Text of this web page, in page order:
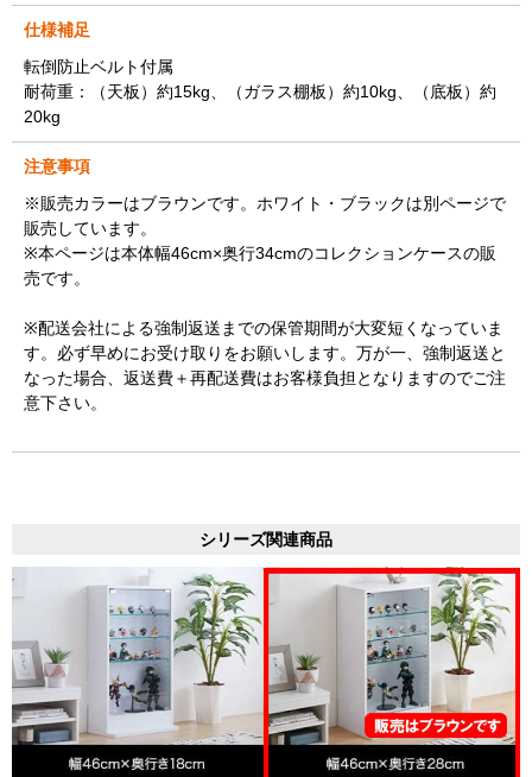
仕様補足
転倒防止ベルト付属
耐荷重：（天板）約15kg、（ガラス棚板）約10kg、（底板）約
20kg
注意事項
※販売カラーはブラウンです。ホワイト・ブラックは別ページで
販売しています。
※本ページは本体幅46cm×奥行34cmのコレクションケースの販
売です。
※配送会社による強制返送までの保管期間が大変短くなっていま
す。必ず早めにお受け取りをお願いします。万が一、強制返送と
なった場合、返送費＋再配送費はお客様負担となりますのでご注
意下さい。
シリーズ関連商品